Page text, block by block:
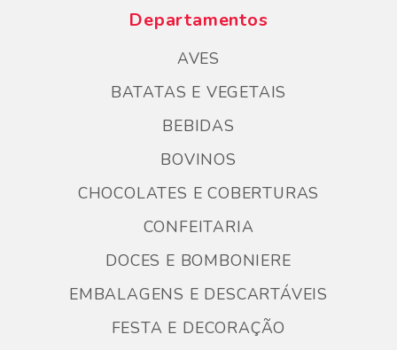
Departamentos
AVES
BATATAS E VEGETAIS
BEBIDAS
BOVINOS
CHOCOLATES E COBERTURAS
CONFEITARIA
DOCES E BOMBONIERE
EMBALAGENS E DESCARTÁVEIS
FESTA E DECORAÇÃO